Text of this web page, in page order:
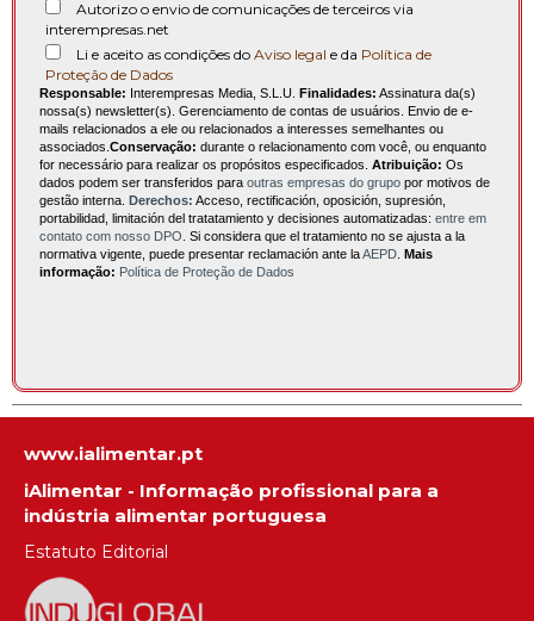
Autorizo o envio de comunicações de terceiros via
interempresas.net
Li e aceito as condições do Aviso legal e da Política de
Proteção de Dados
Responsable: Interempresas Media, S.L.U. Finalidades: Assinatura da(s)
nossa(s) newsletter(s). Gerenciamento de contas de usuários. Envio de e-
mails relacionados a ele ou relacionados a interesses semelhantes ou
associados. Conservação: durante o relacionamento com você, ou enquanto
for necessário para realizar os propósitos especificados. Atribuição: Os
dados podem ser transferidos para outras empresas do grupo por motivos de
gestão interna. Derechos: Acceso, rectificación, oposición, supresión,
portabilidad, limitación del tratatamiento y decisiones automatizadas: entre em
contato com nosso DPO . Si considera que el tratamiento no se ajusta a la
normativa vigente, puede presentar reclamación ante laAEPD Mais
informação: Política de Proteção de Dados
www.ialimentar.pt
iAlimentar - Informação profissional para a
indústria alimentar portuguesa
Estatuto Editorial